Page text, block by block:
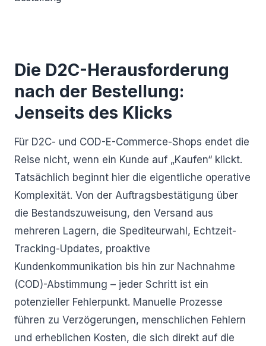
Die D2C-Herausforderung
nach der Bestellung:
Jenseits des Klicks
Für D2C- und COD-E-Commerce-Shops endet die
Reise nicht, wenn ein Kunde auf „Kaufen“ klickt.
Tatsächlich beginnt hier die eigentliche operative
Komplexität. Von der Auftragsbestätigung über
die Bestandszuweisung, den Versand aus
mehreren Lagern, die Spediteurwahl, Echtzeit-
Tracking-Updates, proaktive
Kundenkommunikation bis hin zur Nachnahme
(COD)-Abstimmung – jeder Schritt ist ein
potenzieller Fehlerpunkt. Manuelle Prozesse
führen zu Verzögerungen, menschlichen Fehlern
und erheblichen Kosten, die sich direkt auf die